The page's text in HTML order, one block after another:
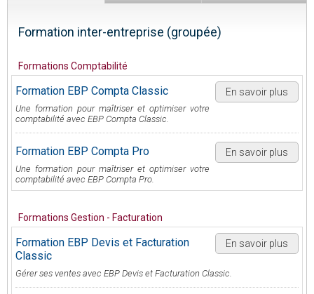
Formation inter-entreprise (groupée)
Formations Comptabilité
En savoir plus
Formation EBP Compta Classic
Une formation pour maîtriser et optimiser votre
comptabilité avec EBP Compta Classic.
En savoir plus
Formation EBP Compta Pro
Une formation pour maîtriser et optimiser votre
comptabilité avec EBP Compta Pro.
Formations Gestion - Facturation
En savoir plus
Formation EBP Devis et Facturation
Classic
Gérer ses ventes avec EBP Devis et Facturation Classic.